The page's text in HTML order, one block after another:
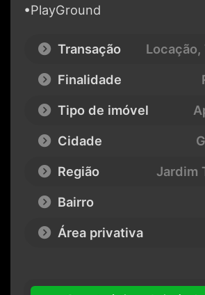
•PlayGround
Transação
Locação,
Finalidade
Tipo de imóvel
Cidade
Região
Jardim
Bairro
Área privativa